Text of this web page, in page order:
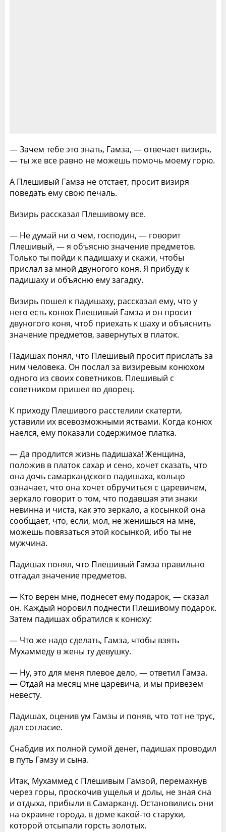
— Зачем тебе это знать, Гамза, — отвечает визирь,
— ты же все равно не можешь помочь моему горю.
А Плешивый Гамза не отстает, просит визиря
поведать ему свою печаль.
Визирь рассказал Плешивому все.
— Не думай ни о чем, господин, — говорит
Плешивый, — я объясню значение предметов.
Только ты пойди к падишаху и скажи, чтобы
прислал за мной двуногого коня. Я прибуду к
падишаху и объясню ему загадку.
Визирь пошел к падишаху, рассказал ему, что у
него есть конюх Плешивый Гамза и он просит
двуногого коня, чтоб приехать к шаху и объяснить
значение предметов, завернутых в платок.
Падишах понял, что Плешивый просит прислать за
ним человека. Он послал за визиревым конюхом
одного из своих советников. Плешивый с
советником пришел во дворец.
К приходу Плешивого расстелили скатерти,
уставили их всевозможными яствами. Когда конюх
наелся, ему показали содержимое платка.
— Да продлится жизнь падишаха! Женщина,
положив в платок сахар и сено, хочет сказать, что
она дочь самаркандского падишаха, кольцо
означает, что она хочет обручиться с царевичем,
зеркало говорит о том, что подавшая эти знаки
невинна и чиста, как это зеркало, а косынкой она
сообщает, что, если, мол, не женишься на мне,
можешь повязаться этой косынкой, ибо ты не
мужчина.
Падишах понял, что Плешивый Гамза правильно
отгадал значение предметов.
— Кто верен мне, поднесет ему подарок, — сказал
он. Каждый норовил поднести Плешивому подарок.
Затем падишах обратился к конюху:
— Что же надо сделать, Гамза, чтобы взять
Мухаммеду в жены ту девушку.
— Ну, это для меня плевое дело, — ответил Гамза.
— Отдай на месяц мне царевича, и мы привезем
невесту.
Падишах, оценив ум Гамзы и поняв, что тот не трус,
дал согласие.
Снабдив их полной сумой денег, падишах проводил
в путь Гамзу и сына.
Итак, Мухаммед с Плешивым Гамзой, перемахнув
через горы, проскочив ущелья и долы, не зная сна
и отдыха, прибыли в Самарканд. Остановились они
на окраине города, в доме какой-то старухи,
которой отсыпали горсть золотых.